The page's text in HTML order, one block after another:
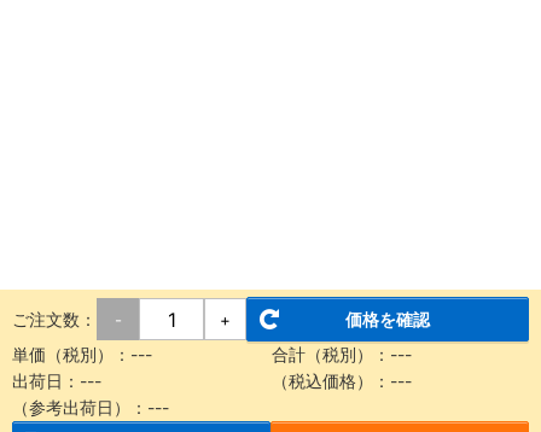
ご注文数： - +
価格を確認
単価（税別）： --- 合計（税別）： ---
出荷日： --- （税込価格）： ---
（参考出荷日）： ---